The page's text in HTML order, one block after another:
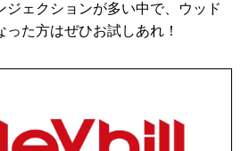
ジェクションが多い中で、ウッド
た方はぜひお試しあれ！